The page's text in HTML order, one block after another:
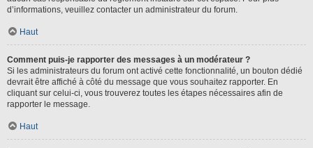
d’informations, veuillez contacter un administrateur du forum.
Haut
Comment puis-je rapporter des messages à un modérateur ?
Si les administrateurs du forum ont activé cette fonctionnalité, un bouton dédié
devrait être affiché à côté du message que vous souhaitez rapporter. En
cliquant sur celui-ci, vous trouverez toutes les étapes nécessaires afin de
rapporter le message.
Haut